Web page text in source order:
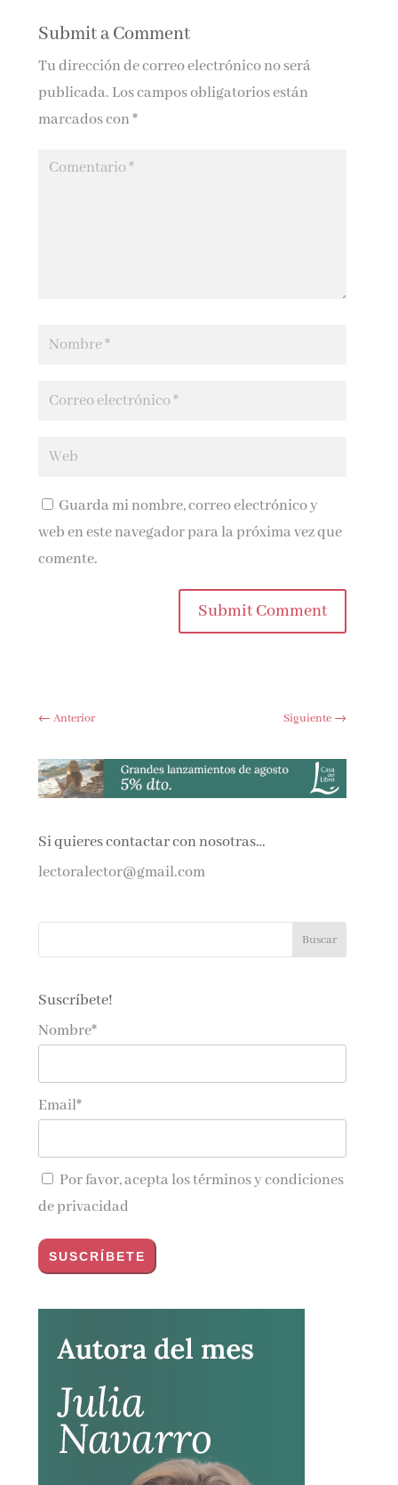
Submit a Comment
Tu dirección de correo electrónico no será
publicada. Los campos obligatorios están
marcados con*
Guarda mi nombre, correo electrónico y
web en este navegador para la próxima vez que
comente.
Submit Comment
←Anterior Siguiente→
Si quieres contactar con nosotras…
lectoralector@gmail.com
Suscríbete!
Nombre*
Email*
Por favor, acepta lostérminos y condiciones
de privacidad